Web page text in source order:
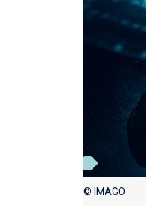
© IMAGO